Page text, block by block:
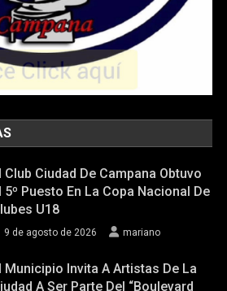
Club Ciudad De Campana Obtuvo
5º Puesto En La Copa Nacional De
U18
9 de agosto de 2026 mariano
Municipio Invita A Artistas De La
A Ser Parte Del “Boulevard